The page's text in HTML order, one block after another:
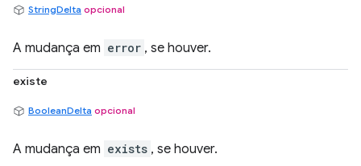
StringDelta opcional
A mudança em error , se houver.
existe
BooleanDelta opcional
A mudança em exists , se houver.